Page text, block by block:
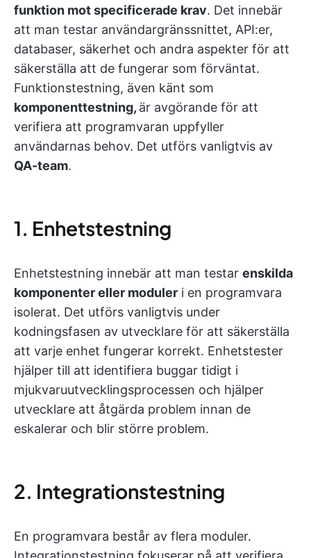
funktion mot specificerade krav. Det innebär
att man testar användargränssnittet, API:er,
databaser, säkerhet och andra aspekter för att
säkerställa att de fungerar som förväntat.
Funktionstestning, även känt som
komponenttestning, är avgörande för att
verifiera att programvaran uppfyller
användarnas behov. Det utförs vanligtvis av
QA-team.
1. Enhetstestning
Enhetstestning innebär att man testar enskilda
komponenter eller moduler i en programvara
isolerat. Det utförs vanligtvis under
kodningsfasen av utvecklare för att säkerställa
att varje enhet fungerar korrekt. Enhetstester
hjälper till att identifiera buggar tidigt i
mjukvaruutvecklingsprocessen och hjälper
utvecklare att åtgärda problem innan de
eskalerar och blir större problem.
2. Integrationstestning
En programvara består av flera moduler.